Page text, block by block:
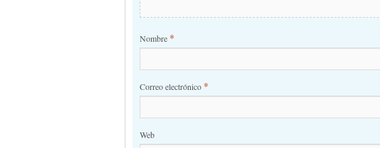
Nombre *
Correo electrónico *
Web